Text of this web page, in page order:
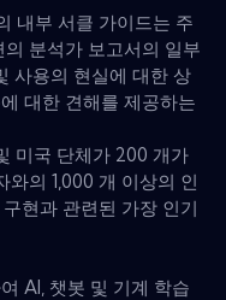
내부 서클 가이드는 주
분석가 보고서의 일부
사용의 현실에 대한 상
대한 견해를 제공하는
미국 단체가 200 개가
의 1,000 개 이상의 인
현과 관련된 가장 인기
AI, 챗봇 및 기계 학습